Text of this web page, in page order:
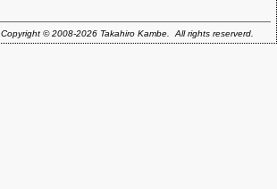
Copyright © 2008-2026 Takahiro Kambe. All rights reserverd.